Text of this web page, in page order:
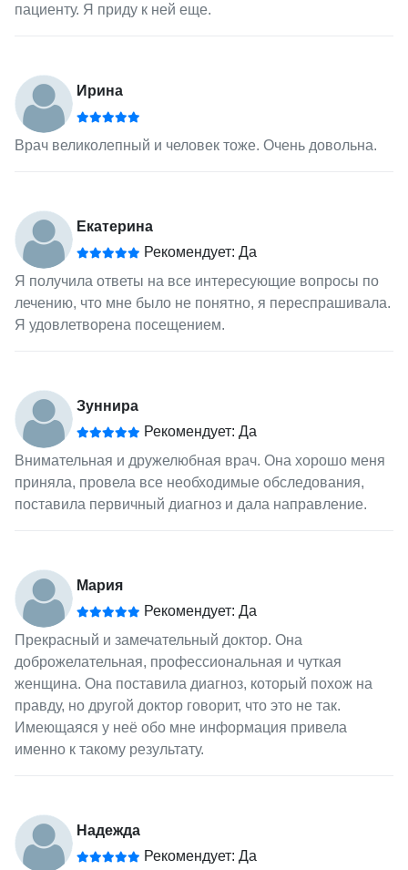
пациенту. Я приду к ней еще.
Ирина
Врач великолепный и человек тоже. Очень довольна.
Екатерина
Рекомендует: Да
Я получила ответы на все интересующие вопросы по
лечению, что мне было не понятно, я переспрашивала.
Я удовлетворена посещением.
Зуннира
Рекомендует: Да
Внимательная и дружелюбная врач. Она хорошо меня
приняла, провела все необходимые обследования,
поставила первичный диагноз и дала направление.
Мария
Рекомендует: Да
Прекрасный и замечательный доктор. Она
доброжелательная, профессиональная и чуткая
женщина. Она поставила диагноз, который похож на
правду, но другой доктор говорит, что это не так.
Имеющаяся у неё обо мне информация привела
именно к такому результату.
Надежда
Рекомендует: Да